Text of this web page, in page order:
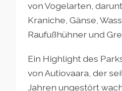
von Vogelarten,
Kraniche, Gänse,
Raufußhühner und
Ein Highlight des
von Autiovaara, der
Jahren ungestört